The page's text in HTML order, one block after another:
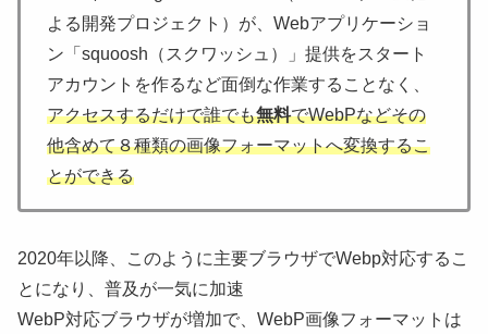
よる開発プロジェクト）が、Webアプリケーショ
ン「squoosh（スクワッシュ）」提供をスタート
アカウントを作るなど面倒な作業することなく、
アクセスするだけで誰でも無料でWebPなどその
他含めて８種類の画像フォーマットへ変換するこ
とができる
2020年以降、このように主要ブラウザでWebp対応するこ
とになり、普及が一気に加速
WebP対応ブラウザが増加で、WebP画像フォーマットは